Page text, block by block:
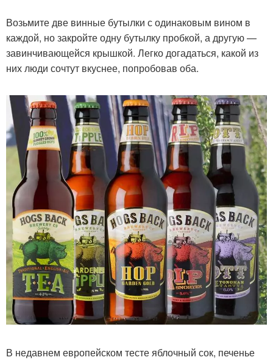
Возьмите две винные бутылки с одинаковым вином в
каждой, но закройте одну бутылку пробкой, а другую —
завинчивающейся крышкой. Легко догадаться, какой из
них люди сочтут вкуснее, попробовав оба.
В недавнем европейском тесте яблочный сок, печенье